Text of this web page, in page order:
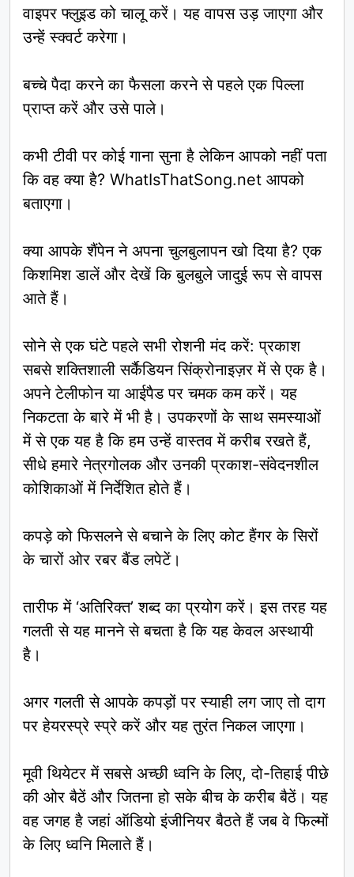
वाइपर फ्लुइड को चालू करें। यह वापस उड़ जाएगा और
उन्हें स्क्वर्ट करेगा।
बच्चे पैदा करने का फैसला करने से पहले एक पिल्ला
प्राप्त करें और उसे पाले।
कभी टीवी पर कोई गाना सुना है लेकिन आपको नहीं पता
कि वह क्या है? WhatIsThatSong.net आपको
बताएगा।
क्या आपके शैंपेन ने अपना चुलबुलापन खो दिया है? एक
किशमिश डालें और देखें कि बुलबुले जादुई रूप से वापस
आते हैं।
सोने से एक घंटे पहले सभी रोशनी मंद करें: प्रकाश
सबसे शक्तिशाली सर्कैडियन सिंक्रोनाइज़र में से एक है।
अपने टेलीफोन या आईपैड पर चमक कम करें। यह
निकटता के बारे में भी है। उपकरणों के साथ समस्याओं
में से एक यह है कि हम उन्हें वास्तव में करीब रखते हैं,
सीधे हमारे नेत्रगोलक और उनकी प्रकाश-संवेदनशील
कोशिकाओं में निर्देशित होते हैं।
कपड़े को फिसलने से बचाने के लिए कोट हैंगर के सिरों
के चारों ओर रबर बैंड लपेटें।
तारीफ में ‘अतिरिक्त’ शब्द का प्रयोग करें। इस तरह यह
गलती से यह मानने से बचता है कि यह केवल अस्थायी
है।
अगर गलती से आपके कपड़ों पर स्याही लग जाए तो दाग
पर हेयरस्प्रे स्प्रे करें और यह तुरंत निकल जाएगा।
मूवी थियेटर में सबसे अच्छी ध्वनि के लिए, दो-तिहाई पीछे
की ओर बैठें और जितना हो सके बीच के करीब बैठें। यह
वह जगह है जहां ऑडियो इंजीनियर बैठते हैं जब वे फिल्मों
के लिए ध्वनि मिलाते हैं।